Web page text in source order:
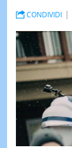
CONDIVIDI